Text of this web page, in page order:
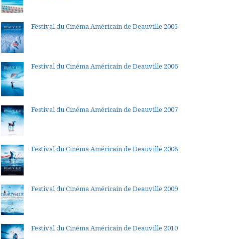
Festival du Cinéma Américain de Deauville 2005
Festival du Cinéma Américain de Deauville 2006
Festival du Cinéma Américain de Deauville 2007
Festival du Cinéma Américain de Deauville 2008
Festival du Cinéma Américain de Deauville 2009
Festival du Cinéma Américain de Deauville 2010